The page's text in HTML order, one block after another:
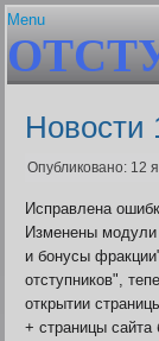
Menu
Главная
Устав
Плагин Er-help
Шаржи на
FAQ по Er-help
Политика плагина
Новости
Опубликовано: 12
Исправлена
Изменены модули
и бонусы
отступников",
открытии
+ страницы сайта